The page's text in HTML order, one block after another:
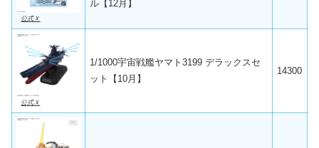
公式Ｘ
ル【12月】
公式Ｘ
1/1000宇宙戦艦ヤマト3199 デラックスセ
ット【10月】
14300